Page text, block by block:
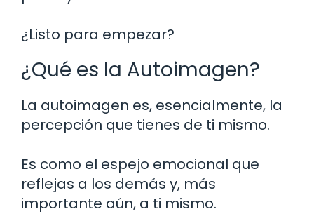
¿Listo para empezar?
¿Qué es la Autoimagen?
La autoimagen es, esencialmente, la
percepción que tienes de ti mismo.
Es como el espejo emocional que
reflejas a los demás y, más
importante aún, a ti mismo.